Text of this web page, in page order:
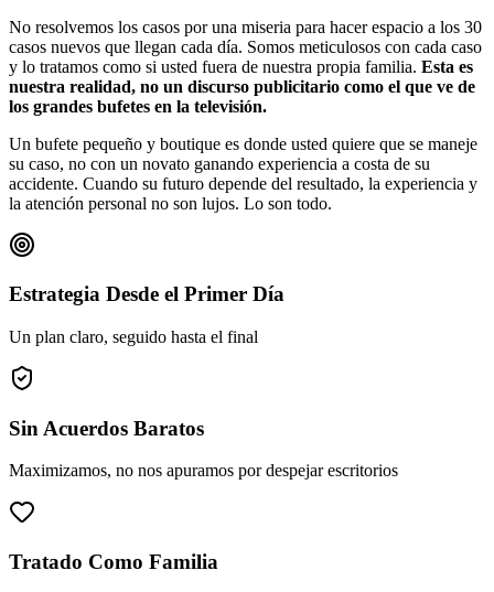
No resolvemos los casos por una miseria para hacer espacio a los 30
casos nuevos que llegan cada día. Somos meticulosos con cada caso
y lo tratamos como si usted fuera de nuestra propia familia. Esta es
nuestra realidad, no un discurso publicitario como el que ve de
los grandes bufetes en la televisión.
Un bufete pequeño y boutique es donde usted quiere que se maneje
su caso, no con un novato ganando experiencia a costa de su
accidente. Cuando su futuro depende del resultado, la experiencia y
la atención personal no son lujos. Lo son todo.
Estrategia Desde el Primer Día
Un plan claro, seguido hasta el final
Sin Acuerdos Baratos
Maximizamos, no nos apuramos por despejar escritorios
Tratado Como Familia